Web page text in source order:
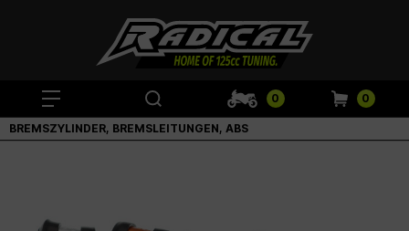
0 0
BREMSZYLINDER, BREMSLEITUNGEN, ABS